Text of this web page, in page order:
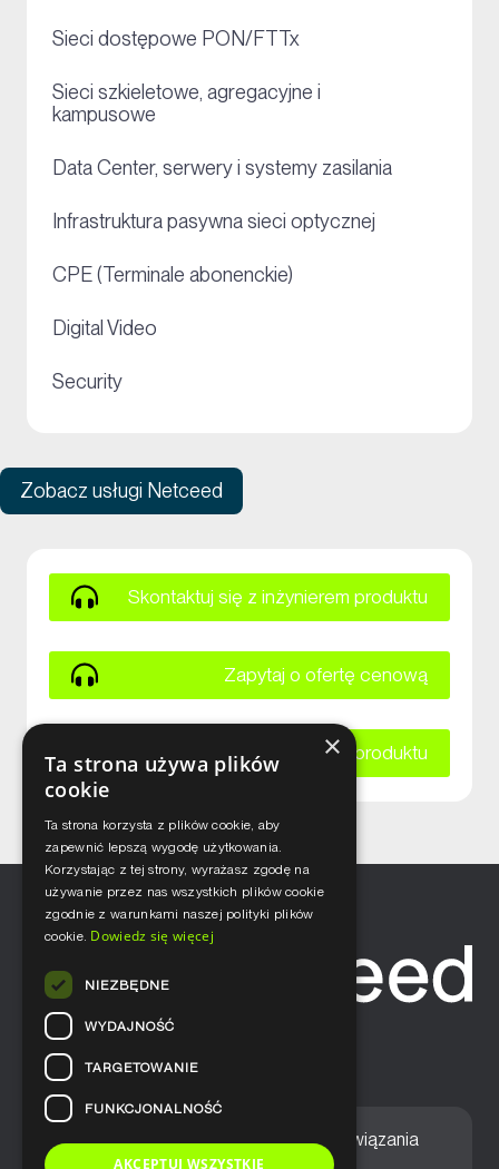
Sieci dostępowe PON/FTTx
Sieci szkieletowe, agregacyjne i
kampusowe
Data Center, serwery i systemy zasilania
Infrastruktura pasywna sieci optycznej
CPE (Terminale abonenckie)
Digital Video
Security
Zobacz usługi Netceed
Skontaktuj się z inżynierem produktu
Zapytaj o ofertę cenową
Zapytaj o kartę katalogową produktu
Home Nasze podejście Rozwiązania
×
Ta strona używa plików
cookie
Ta strona korzysta z plików cookie, aby
zapewnić lepszą wygodę użytkowania.
Korzystając z tej strony, wyrażasz zgodę na
używanie przez nas wszystkich plików cookie
zgodnie z warunkami naszej polityki plików
cookie. Dowiedz się więcej
NIEZBĘDNE
WYDAJNOŚĆ
TARGETOWANIE
FUNKCJONALNOŚĆ
AKCEPTUJ WSZYSTKIE